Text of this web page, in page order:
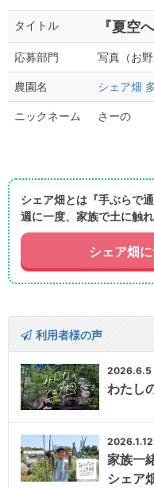
タイトル 『夏空
応募部門 写真（お
農園名 シェア畑
ニックネーム さーの
シェア畑とは『手ぶらで
週に一度、家族で土に触
シェア畑
利用者様の声
2026.6.5
わたし
2026.1.12
家族一
シェア